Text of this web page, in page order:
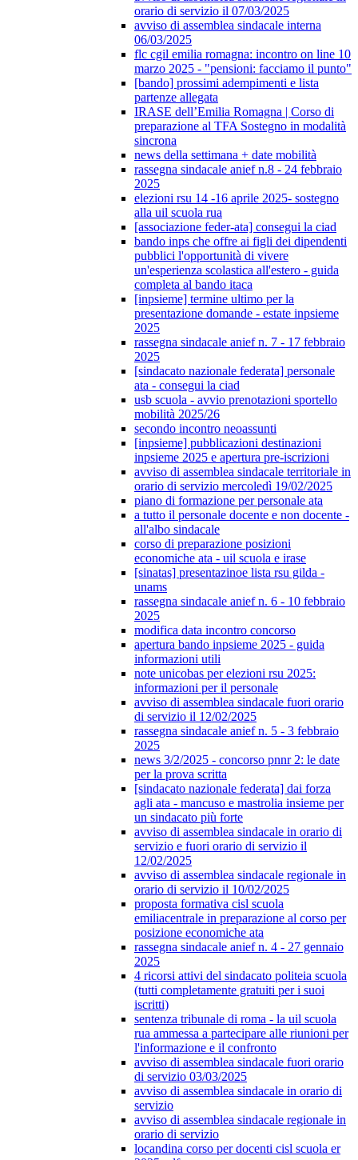
orario di servizio il 07/03/2025
avviso di assemblea sindacale interna
06/03/2025
flc cgil emilia romagna: incontro on line 10
marzo 2025 - "pensioni: facciamo il punto"
[bando] prossimi adempimenti e lista
partenze allegata
IRASE dell’Emilia Romagna | Corso di
preparazione al TFA Sostegno in modalità
sincrona
news della settimana + date mobilità
rassegna sindacale anief n.8 - 24 febbraio
2025
elezioni rsu 14 -16 aprile 2025- sostegno
alla uil scuola rua
[associazione feder-ata] consegui la ciad
bando inps che offre ai figli dei dipendenti
pubblici l'opportunità di vivere
un'esperienza scolastica all'estero - guida
completa al bando itaca
[inpsieme] termine ultimo per la
presentazione domande - estate inpsieme
2025
rassegna sindacale anief n. 7 - 17 febbraio
2025
[sindacato nazionale federata] personale
ata - consegui la ciad
usb scuola - avvio prenotazioni sportello
mobilità 2025/26
secondo incontro neoassunti
[inpsieme] pubblicazioni destinazioni
inpsieme 2025 e apertura pre-iscrizioni
avviso di assemblea sindacale territoriale in
orario di servizio mercoledì 19/02/2025
piano di formazione per personale ata
a tutto il personale docente e non docente -
all'albo sindacale
corso di preparazione posizioni
economiche ata - uil scuola e irase
[sinatas] presentazinoe lista rsu gilda -
unams
rassegna sindacale anief n. 6 - 10 febbraio
2025
modifica data incontro concorso
apertura bando inpsieme 2025 - guida
informazioni utili
note unicobas per elezioni rsu 2025:
informazioni per il personale
avviso di assemblea sindacale fuori orario
di servizio il 12/02/2025
rassegna sindacale anief n. 5 - 3 febbraio
2025
news 3/2/2025 - concorso pnnr 2: le date
per la prova scritta
[sindacato nazionale federata] dai forza
agli ata - mancuso e mastrolia insieme per
un sindacato più forte
avviso di assemblea sindacale in orario di
servizio e fuori orario di servizio il
12/02/2025
avviso di assemblea sindacale regionale in
orario di servizio il 10/02/2025
proposta formativa cisl scuola
emiliacentrale in preparazione al corso per
posizione economiche ata
rassegna sindacale anief n. 4 - 27 gennaio
2025
4 ricorsi attivi del sindacato politeia scuola
(tutti completamente gratuiti per i suoi
iscritti)
sentenza tribunale di roma - la uil scuola
rua ammessa a partecipare alle riunioni per
l'informazione e il confronto
avviso di assemblea sindacale fuori orario
di servizio 03/03/2025
avviso di assemblea sindacale in orario di
servizio
avviso di assemblea sindacale regionale in
orario di servizio
locandina corso per docenti cisl scuola er